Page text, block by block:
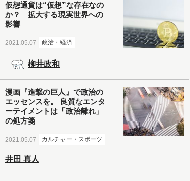
仮想通貨は“仮想”な存在なの
か？ 拡大する現実世界への
影響
2021.05.07 政治・経済
柳井政和
漫画『進撃の巨人』で政治の
エッセンスを。 良質なエンタ
ーテイメントは「政治離れ」
の処方箋
2021.05.07 カルチャー・スポーツ
井田 真人